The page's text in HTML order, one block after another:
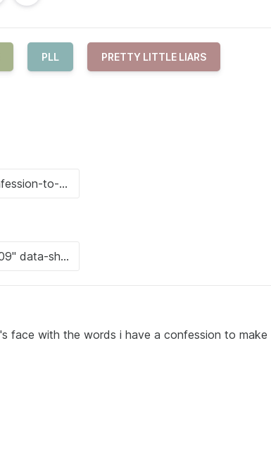
PLL PRETTY LITTLE LIARS
face with the words i have a confession to make